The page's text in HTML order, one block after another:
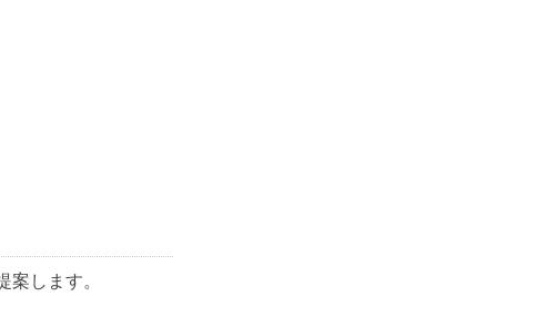
案します。